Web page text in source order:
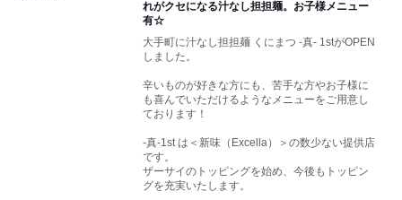
れがクセになる汁なし担担麺。お子様メニュー
有☆
大手町に汁なし担担麺 くにまつ -真- 1stがOPEN
しました。
辛いものが好きな方にも、苦手な方やお子様に
も喜んでいただけるようなメニューをご用意し
ております！
-真-1st は＜新味（Excella）＞の数少ない提供店
です。
ザーサイのトッピングを始め、今後もトッピン
グを充実いたします。